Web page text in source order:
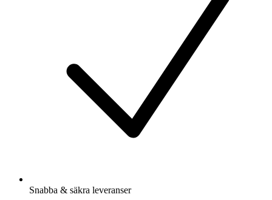
Snabba & säkra leveranser